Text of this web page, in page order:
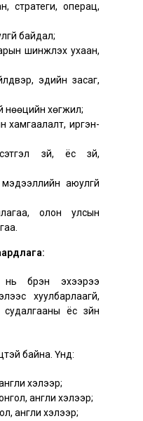
стратеги, операц,
байдал;
шинжлэх ухаан,
эдийн засаг,
нөөцийн хөгжил;
хамгаалалт, иргэн-
зүй, ёс зүй,
аюулгүй
олон улсын
нь бүрэн эхээрээ
хуулбарлаагүй,
ёс зүйн
байна. Үүнд:
хэлээр;
англи хэлээр;
англи хэлээр;